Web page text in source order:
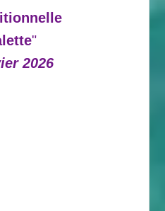
"
2026